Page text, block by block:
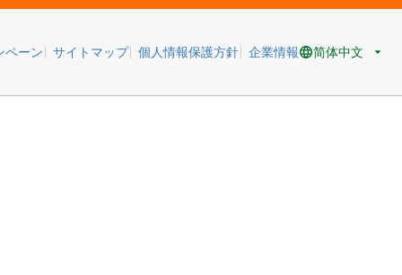
ペーン サイトマップ 個人情報保護方針 企業情報 简体中文